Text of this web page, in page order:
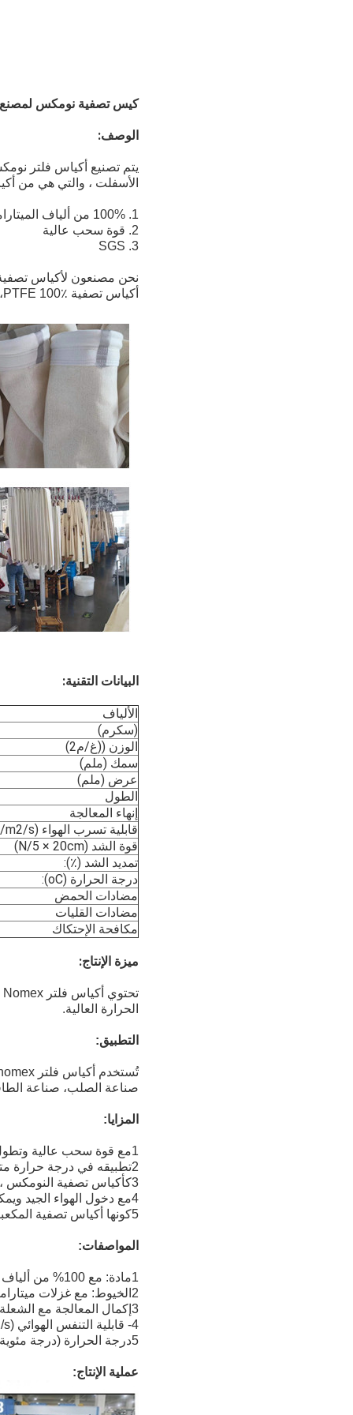
كيس تصفية نومكس لمصنع
الوصف:
الأسفلت ، والتي هي من
1. 100% من ألياف الميتاراميد / النومكس
2. قوة سحب عالية
3. SGS
أكياس تصفية PTFE 100٪، إلخ.
البيانات التقنية:
الألياف
(سكرم)
الوزن ((غ/م2)
سمك (ملم)
عرض (ملم)
الطول
إنهاء المعالجة
قابلية تسرب الهواء (L/m2/s):
قوة الشد (N/5 × 20cm)
تمديد الشد (٪):
درجة الحرارة (oC):
مضادات الحمض
مضادات القليات
مكافحة الإحتكاك
ميزة الإنتاج:
الحرارة العالية.
التطبيق:
تُستخدم أكياس فلتر nomex على نطاق واسع في صناعة الأسفلت وصناعة الاسمنت وصناعة الكيماويات والحديد
صناعة الصلب، صناعة
المزايا:
1مع قوة سحب عالية وتطول سحب منخفض
2تطبيقه في درجة حرارة متواصلة 204 درجة مئوية ، يعمل بشكل جيد.
3كأكياس تصفية النومكس ، يتم استخدامه إلى حد كبير في مصانع الأسفلت.
4مع دخول الهواء الجيد ويمكن أيضا أن يتم تعديلها حسب طلب العملاء المحدد
5كونها أكياس تصفية المكعبات، يتم تثبيتها في المكعبات وذات تصفية عالية الكفاءة.
المواصفات:
1مادة: مع 100% من ألياف ميتانوميكس
2الخيوط: مع غزلات ميتاراميد / ناموكس
3إكمال المعالجة مع الشعلة، والحرارة والإعداد الحرارية.
4- قابلية التنفس الهوائي (l/m2/s): 150~300
5درجة الحرارة (درجة مئوية): استمر: 204، لحظة: 240
عملية الإنتاج: